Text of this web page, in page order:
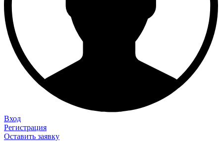
Вход
Регистрация
Оставить заявку